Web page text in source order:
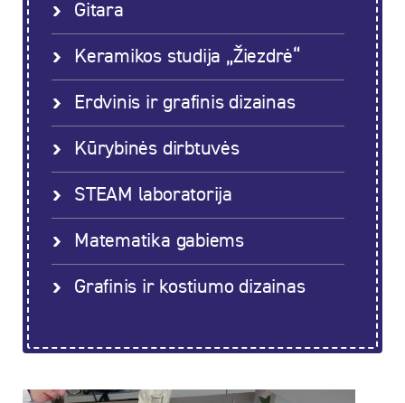
Gitara
Keramikos studija „Žiezdrė“
Erdvinis ir grafinis dizainas
Kūrybinės dirbtuvės
STEAM laboratorija
Matematika gabiems
Grafinis ir kostiumo dizainas